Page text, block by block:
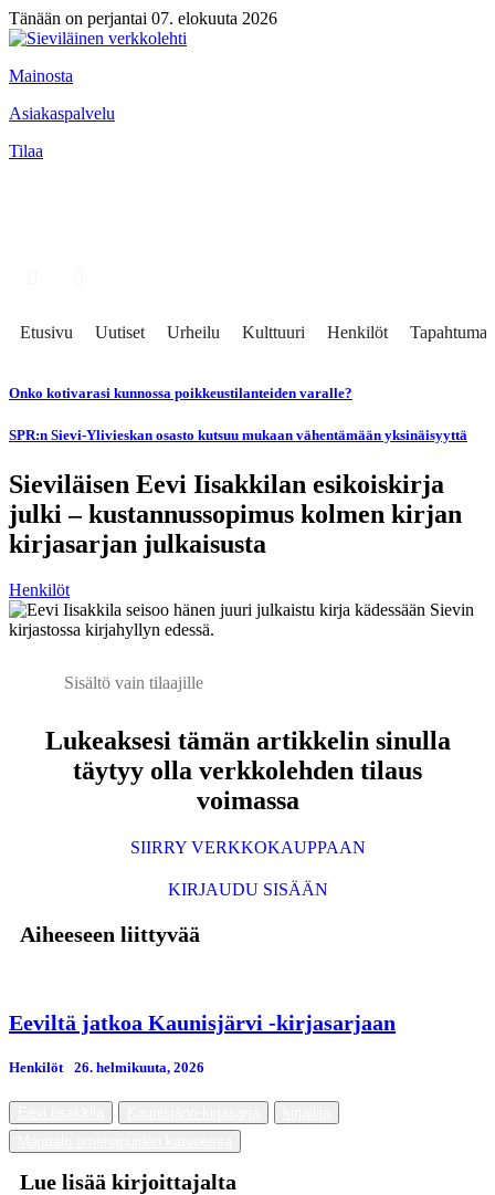
Tänään on perjantai 07. elokuuta 2026
Mainosta
Asiakaspalvelu
Tilaa
Etusivu Uutiset Urheilu Kulttuuri Henkilöt Tapahtumat
Onko kotivarasi kunnossa poikkeustilanteiden varalle?
SPR:n Sievi-Ylivieskan osasto kutsuu mukaan vähentämään yksinäisyyttä
Sieviläisen Eevi Iisakkilan esikoiskirja
julki – kustannussopimus kolmen kirjan
kirjasarjan julkaisusta
Henkilöt
Sisältö vain tilaajille
Lukeaksesi tämän artikkelin sinulla
täytyy olla verkkolehden tilaus
voimassa
SIIRRY VERKKOKAUPPAAN
KIRJAUDU SISÄÄN
Aiheeseen liittyvää
Eeviltä jatkoa Kaunisjärvi -kirjasarjaan
Henkilöt 26. helmikuuta, 2026
Lue lisää kirjoittajalta